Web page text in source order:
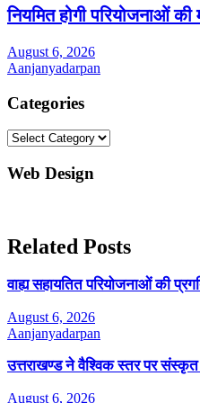
नियमित होगी परियोजनाओं की
August 6, 2026
Aanjanyadarpan
Categories
Categories
Web Design
Related Posts
वाह्य सहायतित परियोजनाओं की
August 6, 2026
Aanjanyadarpan
उत्तराखण्ड ने वैश्विक स्तर पर
August 6, 2026